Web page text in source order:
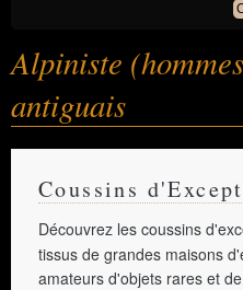
Alpiniste
antiguais
Coussins
Découvrez les coussins
tissus de grandes maisons
amateurs d'objets rares et